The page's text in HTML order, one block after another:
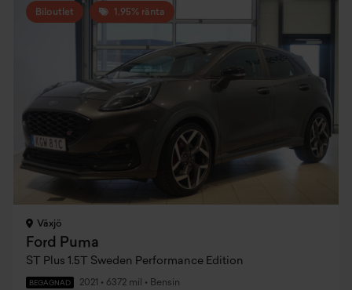
Biloutlet 1,95% ränta
Växjö
Ford Puma
ST Plus 1.5T Sweden Performance Edition
BEGAGNAD 2021 • 6372 mil • Bensin